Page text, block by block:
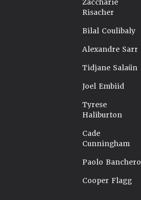
Zaccharie
Risacher
Bilal Coulibaly
Alexandre Sarr
Tidjane Salaün
Joel Embiid
Tyrese
Haliburton
Cade
Cunningham
Paolo Banchero
Cooper Flagg